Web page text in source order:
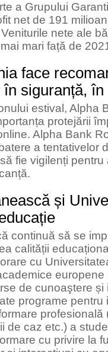
a Grupului
net de 191
nete ale
mari față de
face
siguranță,
estival, Alpha
protejării
Alpha Bank
a tentativelor
fie vigilenți
și
continuă să se
calității
cu
de cunoaştere
programe
profesională
de caz etc.) a
cu privire la